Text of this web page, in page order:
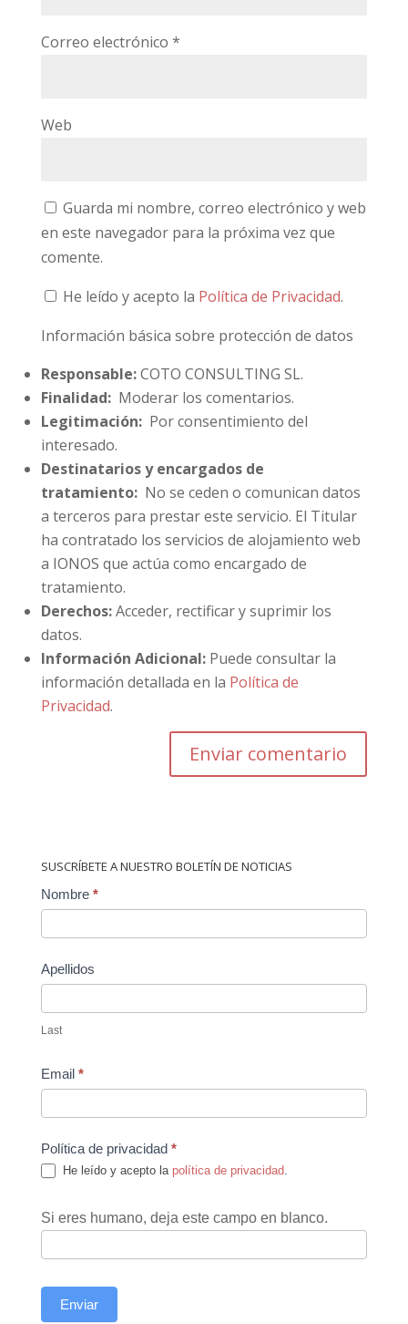
Correo electrónico *
Web
Guarda mi nombre, correo electrónico y web
en este navegador para la próxima vez que
comente.
He leído y acepto la Política de Privacidad.
Información básica sobre protección de datos
Responsable:COTO CONSULTING SL.
Finalidad:Moderar los comentarios.
Legitimación:Por consentimiento del
interesado.
Destinatarios y encargados de
tratamiento:No se ceden o comunican datos
a terceros para prestar este servicio. El Titular
ha contratado los servicios de alojamiento web
a IONOS que actúa como encargado de
tratamiento.
Derechos:Acceder, rectificar y suprimir los
datos.
Información Adicional:Puede consultar la
información detallada en la Política de
Privacidad.
SUSCRÍBETE A NUESTRO BOLETÍN DE NOTICIAS
Contact
Nombre *
Apellidos
Last
Email *
Política de privacidad *
He leído y acepto la política de privacidad.
Si eres humano, deja este campo en blanco.
Enviar